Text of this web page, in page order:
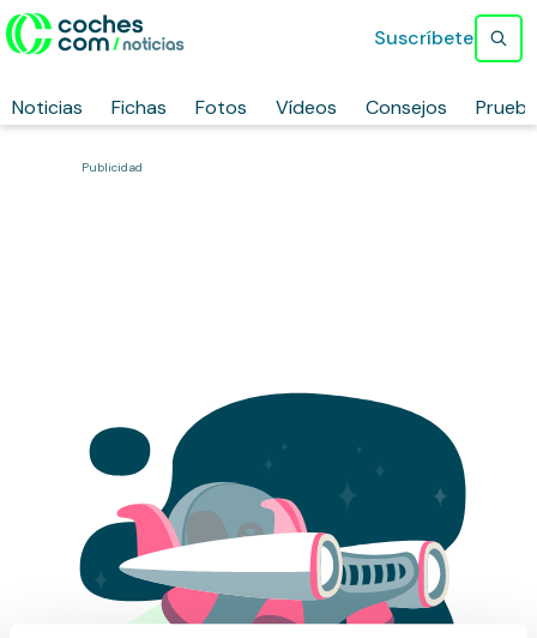
Noticias Fichas Fotos Vídeos Consejos
Suscríbete
Publicidad